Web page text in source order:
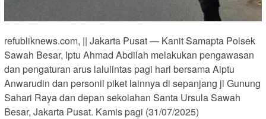
refubliknews.com, || Jakarta Pusat — Kanit Samapta Polsek
Sawah Besar, Iptu Ahmad Abdilah melakukan pengawasan
dan pengaturan arus lalulintas pagi hari bersama Aiptu
Anwarudin dan personil piket lainnya di sepanjang jl Gunung
Sahari Raya dan depan sekolahan Santa Ursula Sawah
Besar, Jakarta Pusat. Kamis pagi (31/07/2025)